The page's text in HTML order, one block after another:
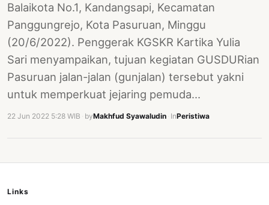
Balaikota No.1, Kandangsapi, Kecamatan
Panggungrejo, Kota Pasuruan, Minggu
(20/6/2022). Penggerak KGSKR Kartika Yulia
Sari menyampaikan, tujuan kegiatan GUSDURian
Pasuruan jalan-jalan (gunjalan) tersebut yakni
untuk memperkuat jejaring pemuda…
22 Jun 2022 5:28 WIB byMakhfud Syawaludin InPeristiwa
Links